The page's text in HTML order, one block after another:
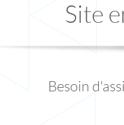
Site
Besoin